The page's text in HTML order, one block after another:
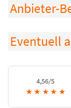
Anbieter-
Eventuell
4,56/5
★ ★ ★ ★ ★